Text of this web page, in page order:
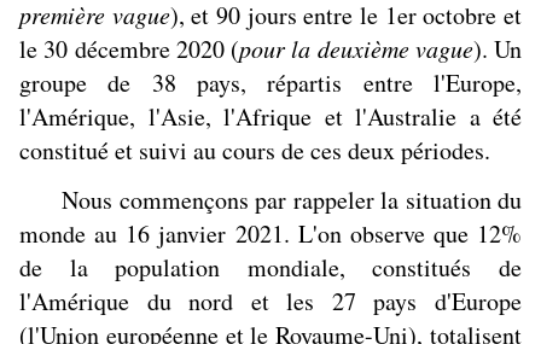
première vague), et 90 jours entre le 1er octobre et
le 30 décembre 2020 (pour la deuxième vague). Un
groupe de 38 pays, répartis entre l'Europe,
l'Amérique, l'Asie, l'Afrique et l'Australie a été
constitué et suivi au cours de ces deux périodes.
Nous commençons par rappeler la situation du
monde au 16 janvier 2021. L'on observe que 12%
de la population mondiale, constitués de
l'Amérique du nord et les 27 pays d'Europe
(l'Union européenne et le Royaume-Uni), totalisent